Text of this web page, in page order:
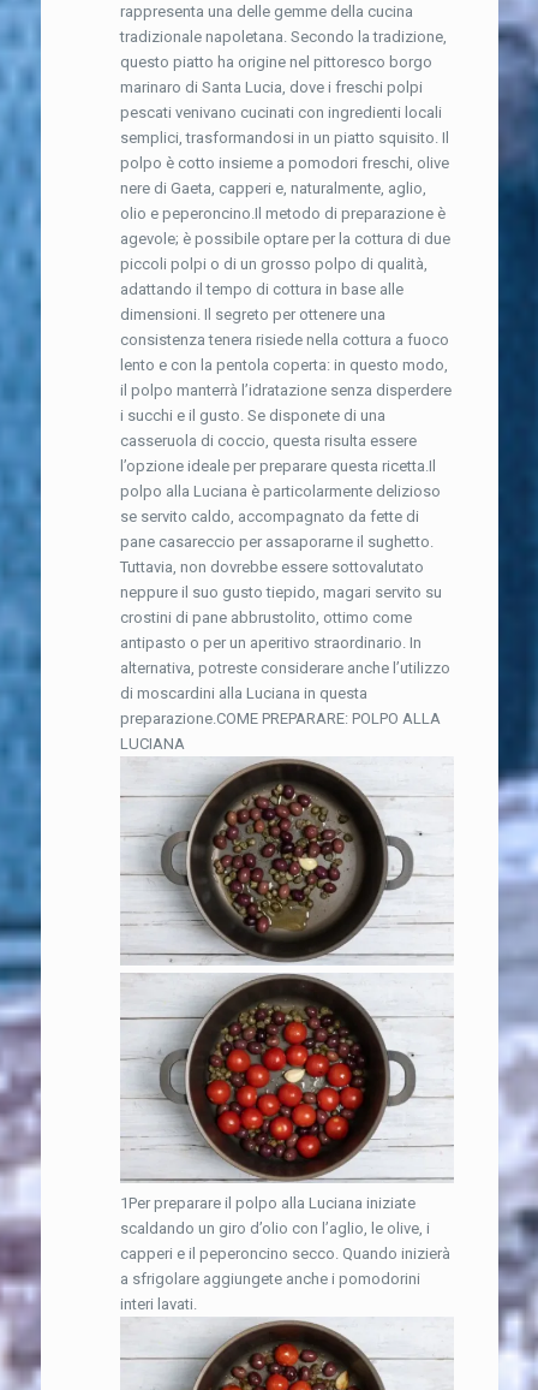
rappresenta una delle gemme della cucina
tradizionale napoletana. Secondo la tradizione,
questo piatto ha origine nel pittoresco borgo
marinaro di Santa Lucia, dove i freschi polpi
pescati venivano cucinati con ingredienti locali
semplici, trasformandosi in un piatto squisito. Il
polpo è cotto insieme a pomodori freschi, olive
nere di Gaeta, capperi e, naturalmente, aglio,
olio e peperoncino.Il metodo di preparazione è
agevole; è possibile optare per la cottura di due
piccoli polpi o di un grosso polpo di qualità,
adattando il tempo di cottura in base alle
dimensioni. Il segreto per ottenere una
consistenza tenera risiede nella cottura a fuoco
lento e con la pentola coperta: in questo modo,
il polpo manterrà l’idratazione senza disperdere
i succhi e il gusto. Se disponete di una
casseruola di coccio, questa risulta essere
l’opzione ideale per preparare questa ricetta.Il
polpo alla Luciana è particolarmente delizioso
se servito caldo, accompagnato da fette di
pane casareccio per assaporarne il sughetto.
Tuttavia, non dovrebbe essere sottovalutato
neppure il suo gusto tiepido, magari servito su
crostini di pane abbrustolito, ottimo come
antipasto o per un aperitivo straordinario. In
alternativa, potreste considerare anche l’utilizzo
di moscardini alla Luciana in questa
preparazione.COME PREPARARE: POLPO ALLA
LUCIANA
1Per preparare il polpo alla Luciana iniziate
scaldando un giro d’olio con l’aglio, le olive, i
capperi e il peperoncino secco. Quando inizierà
a sfrigolare aggiungete anche i pomodorini
interi lavati.